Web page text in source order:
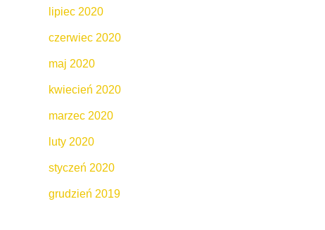
lipiec 2020
czerwiec 2020
maj 2020
kwiecień 2020
marzec 2020
luty 2020
styczeń 2020
grudzień 2019